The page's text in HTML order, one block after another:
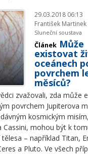
29.03.2018 06:13
František Martinek
Sluneční soustava
Článek Může
existovat
oceánech
povrchem
měsíců?
zvažovali, zda může
povrchem Jupiterova
kosmickým
Cassini, mohou být k
– například Titan,
a Pluto. Ve všech